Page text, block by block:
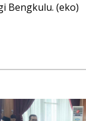
Bengkulu. (eko)